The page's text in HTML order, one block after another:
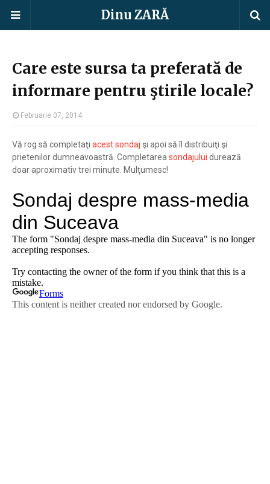
Dinu ZARĂ
Care este sursa ta preferată de
informare pentru ştirile locale?
Februarie 07, 2014
Vă rog să completaţi acest sondaj şi apoi să îl distribuiţi şi
prietenilor dumneavoastră. Completarea sondajului durează
doar aproximativ trei minute. Mulţumesc!